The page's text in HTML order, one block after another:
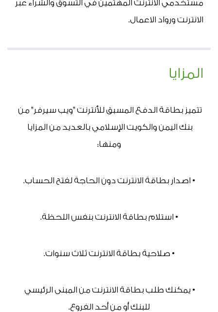
الانترنت ورواد الاعمال.
المزايا
ومنها:
• اصدار بطاقة الانترنت دون الحاجة لفتح الحساب.
• استلام بطاقة الانترنت بنفس اللحظة.
• صلاحية بطاقة الانترنت ثلاث سنوات.
للبنك أو من أحد الفروع.